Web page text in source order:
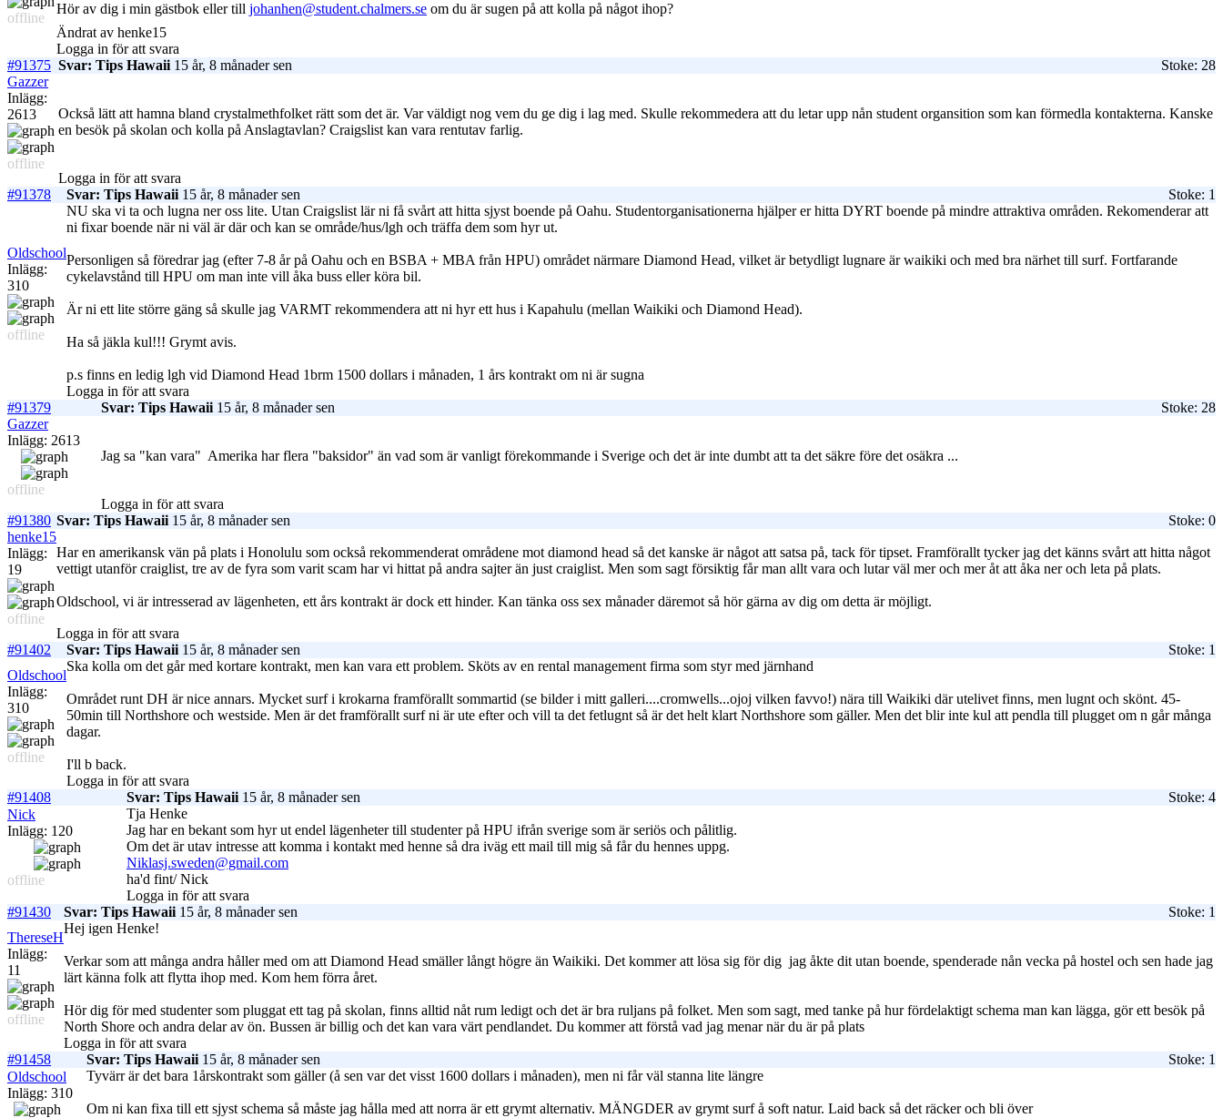
offline
Hör av dig i min gästbok eller till johanhen@student.chalmers.se om du är sugen på att kolla på något ihop?
Ändrat av henke15
Logga in för att svara
#91375 Svar: Tips Hawaii15 år, 8 månader sen
Stoke: 28
Gazzer
Inlägg:
2613
offline
Också lätt att hamna bland crystalmethfolket rätt som det är. Var väldigt nog vem du ge dig i lag med. Skulle rekommedera att du letar upp nån student organsition som kan förmedla kontakterna. Kanske
en besök på skolan och kolla på Anslagtavlan? Craigslist kan vara rentutav farlig.
Logga in för att svara
#91378
Svar: Tips Hawaii15 år, 8 månader sen Stoke: 1
Oldschool
Inlägg:
310
offline
NU ska vi ta och lugna ner oss lite. Utan Craigslist lär ni få svårt att hitta sjyst boende på Oahu. Studentorganisationerna hjälper er hitta DYRT boende på mindre attraktiva områden. Rekomenderar att
ni fixar boende när ni väl är där och kan se område/hus/lgh och träffa dem som hyr ut.
Personligen så föredrar jag (efter 7-8 år på Oahu och en BSBA + MBA från HPU) området närmare Diamond Head, vilket är betydligt lugnare är waikiki och med bra närhet till surf. Fortfarande
cykelavstånd till HPU om man inte vill åka buss eller köra bil.
Är ni ett lite större gäng så skulle jag VARMT rekommendera att ni hyr ett hus i Kapahulu (mellan Waikiki och Diamond Head).
Ha så jäkla kul!!! Grymt avis.
p.s finns en ledig lgh vid Diamond Head 1brm 1500 dollars i månaden, 1 års kontrakt om ni är sugna
Logga in för att svara
#91379
Svar: Tips Hawaii15 år, 8 månader sen
Stoke: 28
Gazzer
Inlägg: 2613
offline
Jag sa "kan vara" Amerika har flera "baksidor" än vad som är vanligt förekommande i Sverige och det är inte dumbt att ta det säkre före det osäkra ...
Logga in för att svara
#91380 Svar: Tips Hawaii15 år, 8 månader sen
Stoke: 0
henke15
Inlägg:
19
offline
Har en amerikansk vän på plats i Honolulu som också rekommenderat områdene mot diamond head så det kanske är något att satsa på, tack för tipset. Framförallt tycker jag det känns svårt att hitta något
vettigt utanför craiglist, tre av de fyra som varit scam har vi hittat på andra sajter än just craiglist. Men som sagt försiktig får man allt vara och lutar väl mer och mer åt att åka ner och leta på plats.
Oldschool, vi är intresserad av lägenheten, ett års kontrakt är dock ett hinder. Kan tänka oss sex månader däremot så hör gärna av dig om detta är möjligt.
Logga in för att svara
#91402
Svar: Tips Hawaii15 år, 8 månader sen
Stoke: 1
Oldschool
Inlägg:
310
offline
Ska kolla om det går med kortare kontrakt, men kan vara ett problem. Sköts av en rental management firma som styr med järnhand
Området runt DH är nice annars. Mycket surf i krokarna framförallt sommartid (se bilder i mitt galleri....cromwells...ojoj vilken favvo!) nära till Waikiki där utelivet finns, men lugnt och skönt. 45-
50min till Northshore och westside. Men är det framförallt surf ni är ute efter och vill ta det fetlugnt så är det helt klart Northshore som gäller. Men det blir inte kul att pendla till plugget om n går många
dagar.
I'll b back.
Logga in för att svara
#91408
Svar: Tips Hawaii15 år, 8 månader sen
Stoke: 4
Nick
Inlägg: 120
offline
Tja Henke
Jag har en bekant som hyr ut endel lägenheter till studenter på HPU ifrån sverige som är seriös och pålitlig.
Om det är utav intresse att komma i kontakt med henne så dra iväg ett mail till mig så får du hennes uppg.
Niklasj.sweden@gmail.com
ha'd fint/ Nick
Logga in för att svara
#91430
Svar: Tips Hawaii15 år, 8 månader sen
Stoke: 1
ThereseH
Inlägg:
11
offline
Hej igen Henke!
Verkar som att många andra håller med om att Diamond Head smäller långt högre än Waikiki. Det kommer att lösa sig för dig jag åkte dit utan boende, spenderade nån vecka på hostel och sen hade jag
lärt känna folk att flytta ihop med. Kom hem förra året.
Hör dig för med studenter som pluggat ett tag på skolan, finns alltid nåt rum ledigt och det är bra ruljans på folket. Men som sagt, med tanke på hur fördelaktigt schema man kan lägga, gör ett besök på
North Shore och andra delar av ön. Bussen är billig och det kan vara värt pendlandet. Du kommer att förstå vad jag menar när du är på plats
Logga in för att svara
#91458
Svar: Tips Hawaii15 år, 8 månader sen
Stoke: 1
Oldschool
Inlägg: 310
Tyvärr är det bara 1årskontrakt som gäller (å sen var det visst 1600 dollars i månaden), men ni får väl stanna lite längre
Om ni kan fixa till ett sjyst schema så måste jag hålla med att norra är ett grymt alternativ. MÄNGDER av grymt surf å soft natur. Laid back så det räcker och bli över